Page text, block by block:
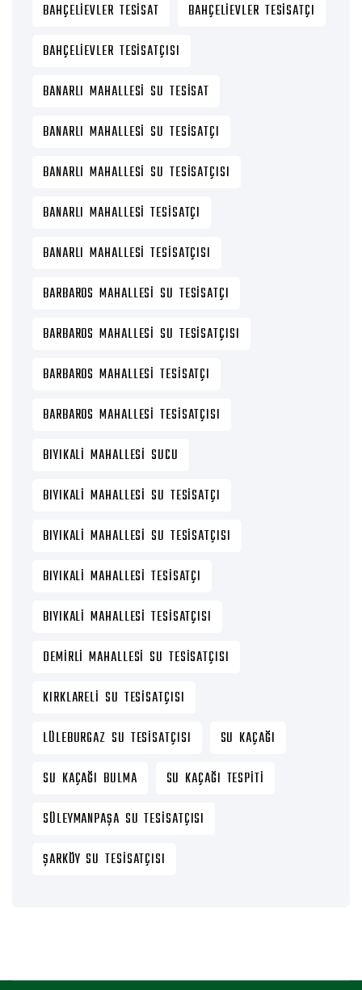
BAHÇELIEVLER TESISAT
BAHÇELIEVLER TESISATÇI
BAHÇELIEVLER TESISATÇISI
BANARLI MAHALLESI SU TESISAT
BANARLI MAHALLESI SU TESISATÇI
BANARLI MAHALLESI SU TESISATÇISI
BANARLI MAHALLESI TESISATÇI
BANARLI MAHALLESI TESISATÇISI
BARBAROS MAHALLESI SU TESISATÇI
BARBAROS MAHALLESI SU TESISATÇISI
BARBAROS MAHALLESI TESISATÇI
BARBAROS MAHALLESI TESISATÇISI
BIYIKALI MAHALLESI SUCU
BIYIKALI MAHALLESI SU TESISATÇI
BIYIKALI MAHALLESI SU TESISATÇISI
BIYIKALI MAHALLESI TESISATÇI
BIYIKALI MAHALLESI TESISATÇISI
DEMIRLI MAHALLESI SU TESISATÇISI
KIRKLARELI SU TESISATÇISI
LÜLEBURGAZ SU TESISATÇISI
SU KAÇAĞI
SU KAÇAĞI BULMA
SU KAÇAĞI TESPITI
SÜLEYMANPAŞA SU TESISATÇISI
ŞARKÖY SU TESISATÇISI